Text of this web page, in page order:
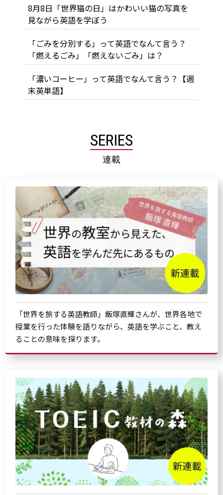
8月8日「世界猫の日」はかわいい猫の写真を
見ながら英語を学ぼう
「ごみを分別する」って英語でなんて言う？
「燃えるごみ」「燃えないごみ」は？
「濃いコーヒー」って英語でなんて言う？【週
末英単語】
SERIES
連載
「世界を旅する英語教師」飯塚直輝さんが、世界各地で
授業を行った体験を語りながら、英語を学ぶこと、教え
ることの意味を探ります。